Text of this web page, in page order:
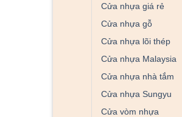
Cửa nhựa giá rẻ
Cửa nhựa gỗ
Cửa nhựa lõi thép
Cửa nhựa Malaysia
Cửa nhựa nhà tắm
Cửa nhựa Sungyu
Cửa vòm nhựa